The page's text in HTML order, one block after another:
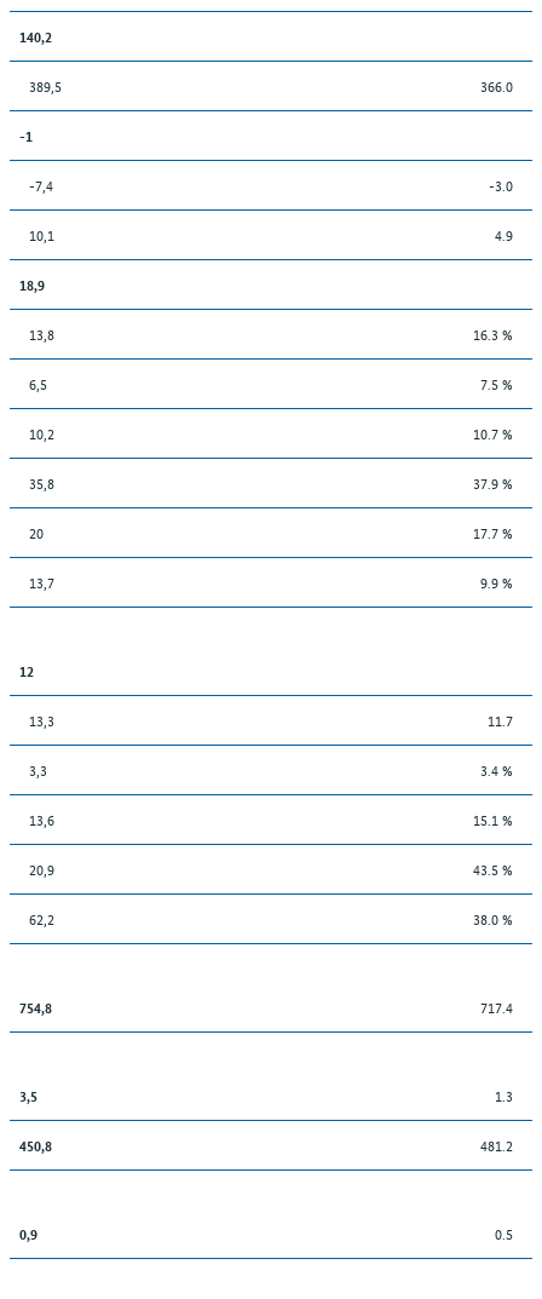
140,2
389,5 366.0
-1
-7,4 -3.0
10,1 4.9
18,9
13,8 16.3 %
6,5 7.5 %
10,2 10.7 %
35,8 37.9 %
20 17.7 %
13,7 9.9 %
12
13,3 11.7
3,3 3.4 %
13,6 15.1 %
20,9 43.5 %
62,2 38.0 %
754,8 717.4
3,5 1.3
450,8 481.2
0,9 0.5